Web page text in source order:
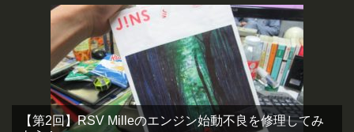
【第2回】RSV Milleのエンジン始動不良を修理してみ